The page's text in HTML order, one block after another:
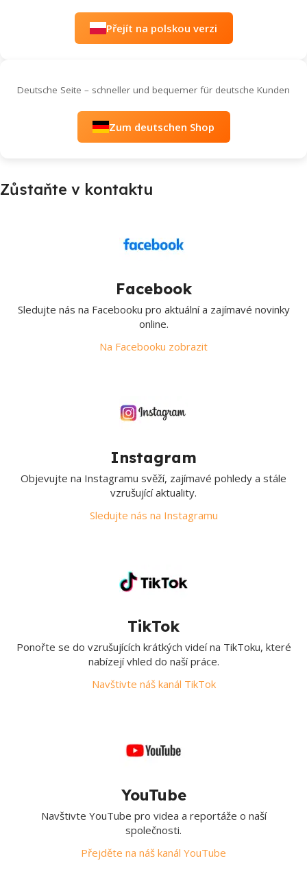
Přejít na polskou verzi
Deutsche Seite – schneller und bequemer für deutsche Kunden
Zum deutschen Shop
Zůstaňte v kontaktu
Facebook
Sledujte nás na Facebooku pro aktuální a zajímavé novinky
online.
Na Facebooku zobrazit
Instagram
Objevujte na Instagramu svěží, zajímavé pohledy a stále
vzrušující aktuality.
Sledujte nás na Instagramu
TikTok
Ponořte se do vzrušujících krátkých videí na TikToku, které
nabízejí vhled do naší práce.
Navštivte náš kanál TikTok
YouTube
Navštivte YouTube pro videa a reportáže o naší
společnosti.
Přejděte na náš kanál YouTube